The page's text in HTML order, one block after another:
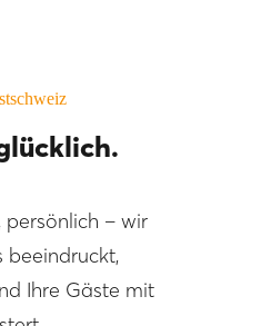
persönlich – wir
beeindruckt,
Ihre Gäste mit